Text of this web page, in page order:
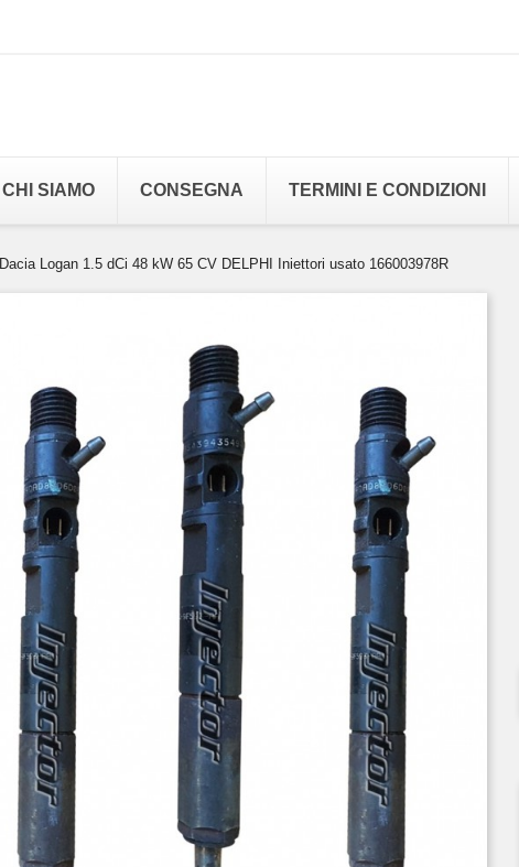
CHI SIAMO CONSEGNA TERMINI E CONDIZIONI
Dacia Logan 1.5 dCi 48 kW 65 CV DELPHI Iniettori usato 166003978R